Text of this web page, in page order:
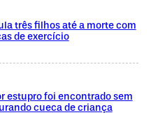
três filhos até a morte com
de exercício
estupro foi encontrado sem
cueca de criança